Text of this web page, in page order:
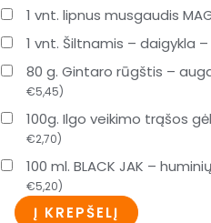
1 vnt. lipnus musgaudis
1 vnt. Šiltnamis – daigykla
80 g. Gintaro rūgštis –
€5,45)
100g. Ilgo veikimo trąšos
€2,70)
100 ml. BLACK JAK –
€5,20)
Į KREPŠELĮ